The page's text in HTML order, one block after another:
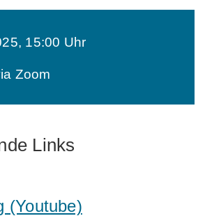
15:00 Uhr
Zoom
Links
(Youtube)